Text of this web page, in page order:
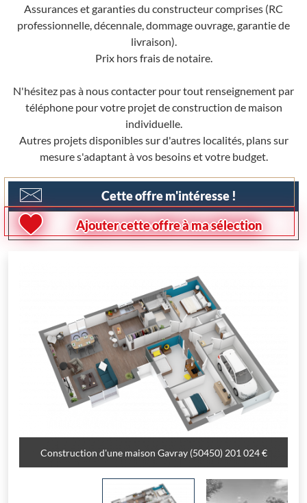
Assurances et garanties du constructeur comprises (RC
professionnelle, décennale, dommage ouvrage, garantie de
livraison).
Prix hors frais de notaire.
N'hésitez pas à nous contacter pour tout renseignement par
téléphone pour votre projet de construction de maison
individuelle.
Autres projets disponibles sur d'autres localités, plans sur
mesure s'adaptant à vos besoins et votre budget.
Cette offre m'intéresse !
Ajouter cette offre à ma sélection
Chargement...
Construction d'une maison Gavray (50450) 201 024 €
Construction d'une maison Gavray (50450) 201 024 €
Construction d'une maison Gavray (50450) 201 024 €
Construction d'une maison Gavray (50450) 201 024 €